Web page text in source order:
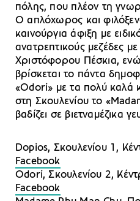
πόλης, που πλέον τη
O απλόχωρος και
καινούργια άφιξη με
ανατρεπτικούς μεζέδες
Χριστόφορου Πέσκια,
βρίσκεται το πάντα
«Odori» με τα πολύ καλά
στη Σκουλενίου το
βαδίζει σε βιετναμέζικα
Dopios, Σκουλενίου 1,
Facebook
Odori, Σκουλενίου 2,
Facebook